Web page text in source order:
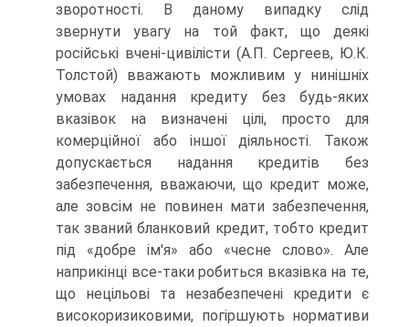
зворотності. В даному випадку слід
звернути увагу на той факт, що деякі
російські вчені-цивілісти (А.П. Сергеев, Ю.К.
Толстой) вважають можливим у нинішніх
умовах надання кредиту без будь-яких
вказівок на визначені цілі, просто для
комерційної або іншої діяльності. Також
допускається надання кредитів без
забезпечення, вважаючи, що кредит може,
але зовсім не повинен мати забезпечення,
так званий бланковий кредит, тобто кредит
під «добре ім'я» або «чесне слово». Але
наприкінці все-таки робиться вказівка на те,
що нецільові та незабезпечені кредити є
високоризиковими, погіршують нормативи